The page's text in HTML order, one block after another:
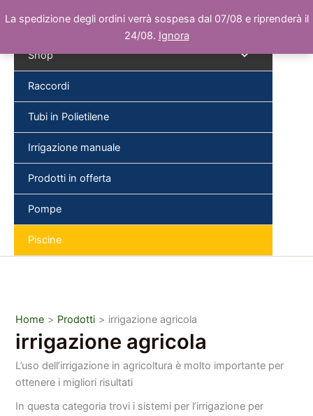
La spedizione degli ordini verrà sospesa dal 07/08 e riprenderà il
24/08. Ignora
al
Shop
Raccordi
Tubi in Polietilene
Irrigazione manuale
Prodotti in offerta
Pompe
Piscine
Home Prodotti irrigazione agricola
irrigazione agricola
L’uso dell’irrigazione in agricoltura è molto importante per
ottenere i migliori risultati
In questa categoria trovi i sistemi per l’irrigazione per